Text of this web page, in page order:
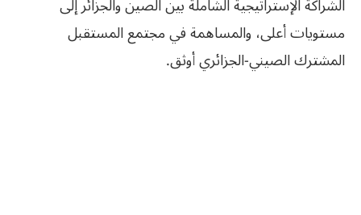
مستويات أعلى، والمساهمة في مجتمع المستقبل
المشترك الصيني-الجزائري أوثق.